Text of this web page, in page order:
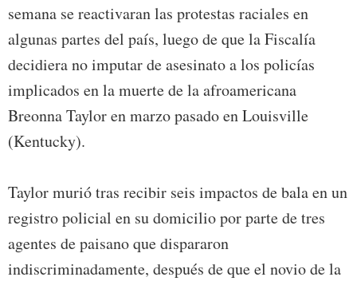
semana se reactivaran las protestas raciales en
algunas partes del país, luego de que la Fiscalía
decidiera no imputar de asesinato a los policías
implicados en la muerte de la afroamericana
Breonna Taylor en marzo pasado en Louisville
(Kentucky).
Taylor murió tras recibir seis impactos de bala en un
registro policial en su domicilio por parte de tres
agentes de paisano que dispararon
indiscriminadamente, después de que el novio de la